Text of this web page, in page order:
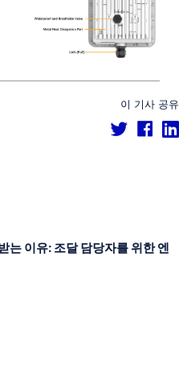
이 기사 공유
는 이유: 조달 담당자를 위한 엔